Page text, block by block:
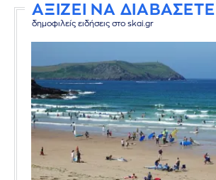
ΑΞΙΖΕΙ ΝΑ ΔΙΑΒΑΣΕΤΕ
δημοφιλείς ειδήσεις στο skai.gr